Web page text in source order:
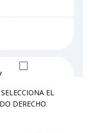
EL
DERECHO